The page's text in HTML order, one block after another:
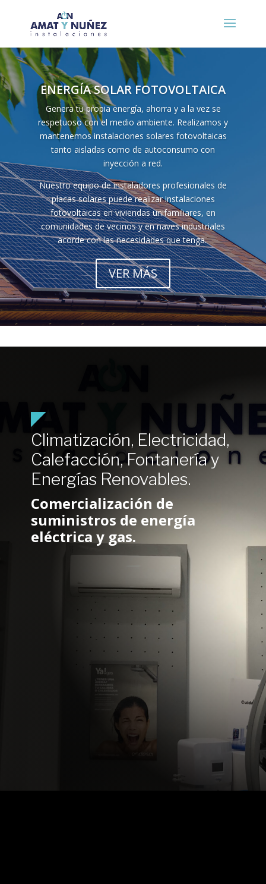
ENERGÍA SOLAR FOTOVOLTAICA
Genera tu propia energía, ahorra y a la vez se
respetuoso con el medio ambiente. Realizamos y
mantenemos instalaciones solares fotovoltaicas
tanto aisladas como de autoconsumo con
inyección a red.
Nuestro equipo de instaladores profesionales de
placas solares puede realizar instalaciones
fotovoltaicas en viviendas unifamiliares, en
comunidades de vecinos y en naves industriales
acorde con las necesidades que tenga.
VER MÁS
Climatización, Electricidad,
Calefacción, Fontanería y
Energías Renovables.
Comercialización de
suministros de energía
eléctrica y gas.